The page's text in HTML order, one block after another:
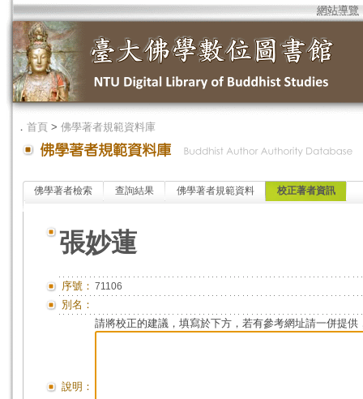
網站導覽
． 首頁 > 佛學著者規範資料庫
佛學著者檢索 查詢結果 佛學著者規範資料 校正著者資訊
張妙蓮
序號： 71106
別名：
說明：
請將校正的建議，填寫於下方，若有參考網址請一併提供